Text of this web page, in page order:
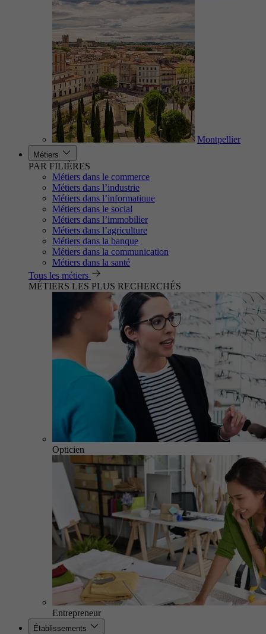
Montpellier
Métiers
PAR FILIÈRES
Métiers dans le commerce
Métiers dans l’industrie
Métiers dans l’informatique
Métiers dans le social
Métiers dans l’immobilier
Métiers dans l’agriculture
Métiers dans la banque
Métiers dans la communication
Métiers dans la santé
Tous les métiers
MÉTIERS LES PLUS RECHERCHÉS
Opticien
Entrepreneur
Établissements